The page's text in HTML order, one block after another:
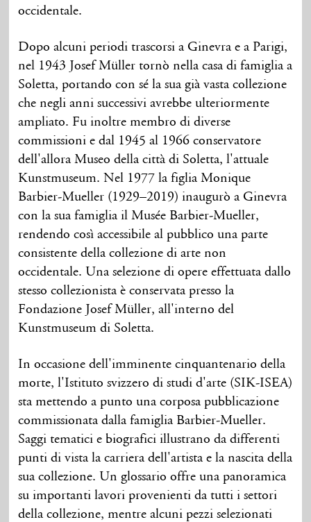
occidentale.
Dopo alcuni periodi trascorsi a Ginevra e a Parigi,
nel 1943 Josef Müller tornò nella casa di famiglia a
Soletta, portando con sé la sua già vasta collezione
che negli anni successivi avrebbe ulteriormente
ampliato. Fu inoltre membro di diverse
commissioni e dal 1945 al 1966 conservatore
dell'allora Museo della città di Soletta, l'attuale
Kunstmuseum. Nel 1977 la figlia Monique
Barbier-Mueller (1929–2019) inaugurò a Ginevra
con la sua famiglia il Musée Barbier-Mueller,
rendendo così accessibile al pubblico una parte
consistente della collezione di arte non
occidentale. Una selezione di opere effettuata dallo
stesso collezionista è conservata presso la
Fondazione Josef Müller, all'interno del
Kunstmuseum di Soletta.
In occasione dell'imminente cinquantenario della
morte, l'Istituto svizzero di studi d'arte (SIK-ISEA)
sta mettendo a punto una corposa pubblicazione
commissionata dalla famiglia Barbier-Mueller.
Saggi tematici e biografici illustrano da differenti
punti di vista la carriera dell'artista e la nascita della
sua collezione. Un glossario offre una panoramica
su importanti lavori provenienti da tutti i settori
della collezione, mentre alcuni pezzi selezionati